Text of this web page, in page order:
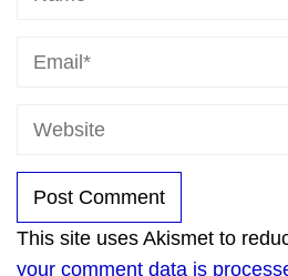
This site uses Akismet to
your comment data is